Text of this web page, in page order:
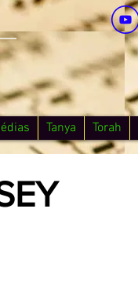
Tanya Torah